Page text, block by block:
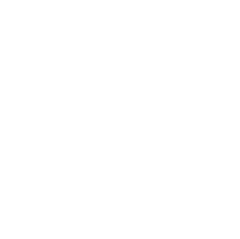
爱康医疗北京昌平3D打
南邵镇南中路，建筑面
医疗将建设成为国际综